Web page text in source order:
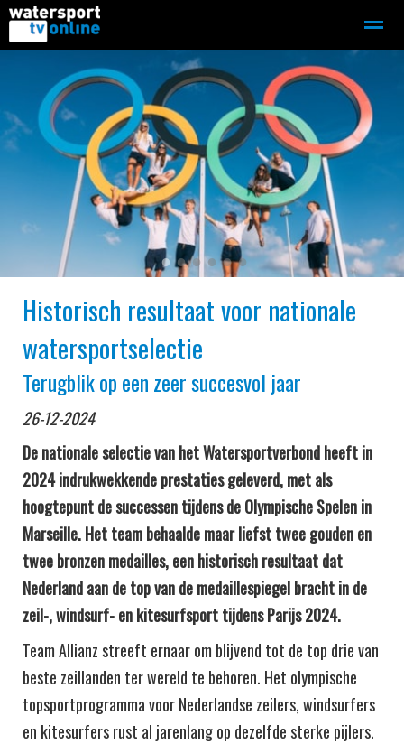
Motorboot-sloep Adverteren Redactie
Home Contact Bellen Zoeken
●●● ●●●
Historisch resultaat voor nationale
watersportselectie
Terugblik op een zeer succesvol jaar
26-12-2024
De nationale selectie van het Watersportverbond heeft in
2024 indrukwekkende prestaties geleverd, met als
hoogtepunt de successen tijdens de Olympische Spelen in
Marseille. Het team behaalde maar liefst twee gouden en
twee bronzen medailles, een historisch resultaat dat
Nederland aan de top van de medaillespiegel bracht in de
zeil-, windsurf- en kitesurfsport​ tijdens Parijs 2024.
Team Allianz streeft ernaar om blijvend tot de top drie van
beste zeillanden ter wereld te behoren. Het olympische
topsportprogramma voor Nederlandse zeilers, windsurfers
en kitesurfers rust al jarenlang op dezelfde sterke pijlers.